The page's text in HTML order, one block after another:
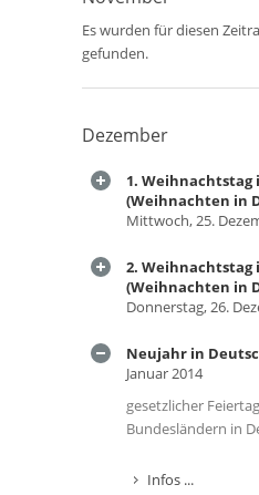
Es wurden für diesen
gefunden.
Dezember
1.
(Weihnachten in
Mittwoch, 25.
2. Weihnachtstag
(Weihnachten in
Donnerstag, 26.
Neujahr in
Januar 2014
gesetzlicher
Bundesländern in
Infos ...